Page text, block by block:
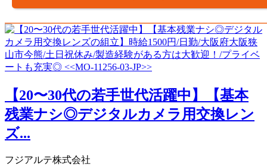
【20〜30代の若手世代活躍中】【基本
残業ナシ◎デジタルカメラ用交換レン
ズ...
フジアルテ株式会社